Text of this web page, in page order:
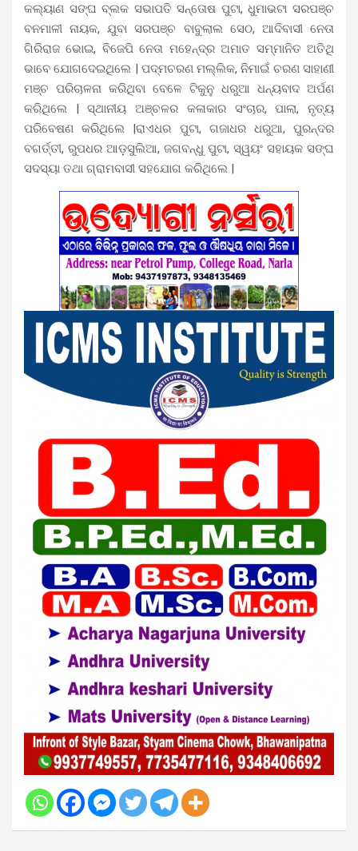
କଲ୍ୟାଣ ସଙ୍ଘ ବ୍ଲକ ସଭାପତି ସନ୍ତୋଷ ପୁଟା, ଧୁମାଭଟା ସରପଞ୍ଚ
ବନମାଳୀ ନାୟକ, ଯୁବା ସରପଞ୍ଚ ବାବୁଲାଲ ସେଠ, ଆଦିବାସୀ ନେତା
ଗିରିରାଜ ଭୋଇ, ବିଜେପି ନେତା ମହେନ୍ଦ୍ର ଅମାତ ସମ୍ମାନିତ ଅତିଥି
ଭାବେ ଯୋଗଦେଇଥିଲେ | ପଦ୍ମଚରଣ ମଲ୍ଲିକ, ନିମାଇଁ ଚରଣ ସାହାଣୀ
ମଞ୍ଚ ପରିଚାଳନା କରିଥିବା ବେଳେ ଟିକୁନୁ ଧରୁଆ ଧନ୍ୟବାଦ ଅର୍ପଣ
କରିଥିଲେ | ସ୍ଥାନୀୟ ଅଞ୍ଚଳର କଳାକାର ସଂଚାର, ପାଲା, ନୃତ୍ୟ
ପରିବେଷଣ କରିଥିଲେ |ରାଏଧର ପୁଟା, ଗଜାଧର ଧରୁଆ, ପୁରନ୍ଦର
ବଗର୍ତ୍ତୀ, ରୁପଧର ଆଡ଼ସୁଲିଆ, ଜଗବନ୍ଧୁ ପୁଟା, ସ୍ୱୟଂ ସହାୟକ ସଙ୍ଘ
ସଦସ୍ୟା ତଥା ଗ୍ରାମବାସୀ ସହଯୋଗ କରିଥିଲେ |